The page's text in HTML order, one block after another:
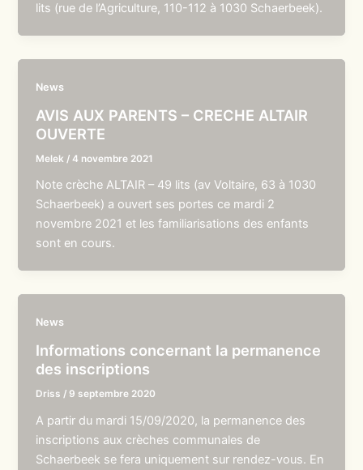
lits (rue de l’Agriculture, 110-112 à 1030 Schaerbeek).
News
AVIS AUX PARENTS – CRECHE ALTAIR
OUVERTE
Melek /4 novembre 2021
Note crèche ALTAIR – 49 lits (av Voltaire, 63 à 1030
Schaerbeek) a ouvert ses portes ce mardi 2
novembre 2021 et les familiarisations des enfants
sont en cours.
News
Informations concernant la permanence
des inscriptions
Driss / 9 septembre 2020
A partir du mardi 15/09/2020, la permanence des
inscriptions aux crèches communales de
Schaerbeek se fera uniquement sur rendez-vous. En